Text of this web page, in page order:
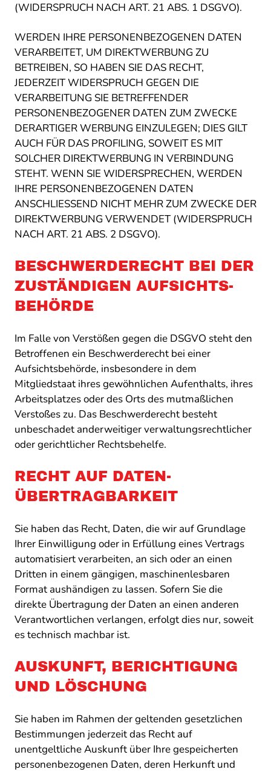
(WIDERSPRUCH NACH ART. 21 ABS. 1 DSGVO).
WERDEN IHRE PERSONENBEZOGENEN DATEN
VERARBEITET, UM DIREKTWERBUNG ZU
BETREIBEN, SO HABEN SIE DAS RECHT,
JEDERZEIT WIDERSPRUCH GEGEN DIE
VERARBEITUNG SIE BETREFFENDER
PERSONENBEZOGENER DATEN ZUM ZWECKE
DERARTIGER WERBUNG EINZULEGEN; DIES GILT
AUCH FÜR DAS PROFILING, SOWEIT ES MIT
SOLCHER DIREKTWERBUNG IN VERBINDUNG
STEHT. WENN SIE WIDERSPRECHEN, WERDEN
IHRE PERSONENBEZOGENEN DATEN
ANSCHLIESSEND NICHT MEHR ZUM ZWECKE DER
DIREKTWERBUNG VERWENDET (WIDERSPRUCH
NACH ART. 21 ABS. 2 DSGVO).
BESCHWERDE­RECHT BEI DER
ZUSTÄNDIGEN AUFSICHTS­
BEHÖRDE
Im Falle von Verstößen gegen die DSGVO steht den
Betroffenen ein Beschwerderecht bei einer
Aufsichtsbehörde, insbesondere in dem
Mitgliedstaat ihres gewöhnlichen Aufenthalts, ihres
Arbeitsplatzes oder des Orts des mutmaßlichen
Verstoßes zu. Das Beschwerderecht besteht
unbeschadet anderweitiger verwaltungsrechtlicher
oder gerichtlicher Rechtsbehelfe.
RECHT AUF DATEN­
ÜBERTRAG­BARKEIT
Sie haben das Recht, Daten, die wir auf Grundlage
Ihrer Einwilligung oder in Erfüllung eines Vertrags
automatisiert verarbeiten, an sich oder an einen
Dritten in einem gängigen, maschinenlesbaren
Format aushändigen zu lassen. Sofern Sie die
direkte Übertragung der Daten an einen anderen
Verantwortlichen verlangen, erfolgt dies nur, soweit
es technisch machbar ist.
AUSKUNFT, BERICHTIGUNG
UND LÖSCHUNG
Sie haben im Rahmen der geltenden gesetzlichen
Bestimmungen jederzeit das Recht auf
unentgeltliche Auskunft über Ihre gespeicherten
personenbezogenen Daten, deren Herkunft und